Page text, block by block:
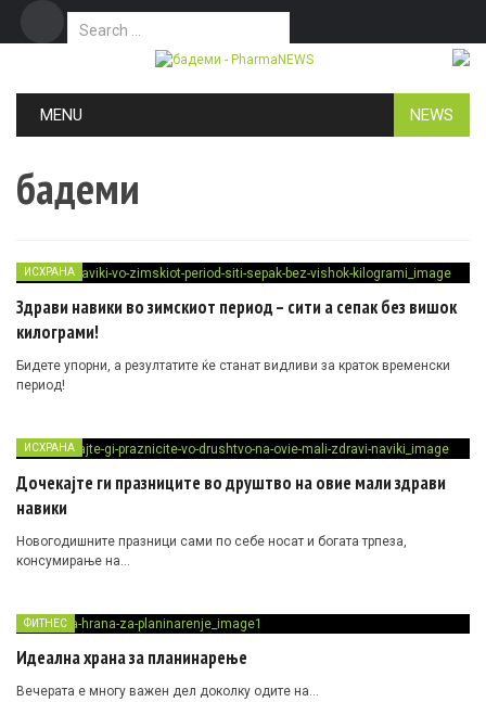
Search for:
MENU NEWS
бадеми
ИСХРАНА
Здрави навики во зимскиот период – сити а сепак без вишок
килограми!
Бидете упорни, а резултатите ќе станат видливи за краток временски
период!
ИСХРАНА
Дочекајте ги празниците во друштво на овие мали здрави
навики
Новогодишните празници сами по себе носат и богата трпеза,
консумирање на…
ФИТНЕС
Идеална храна за планинарење
Вечерата е многу важен дел доколку одите на…